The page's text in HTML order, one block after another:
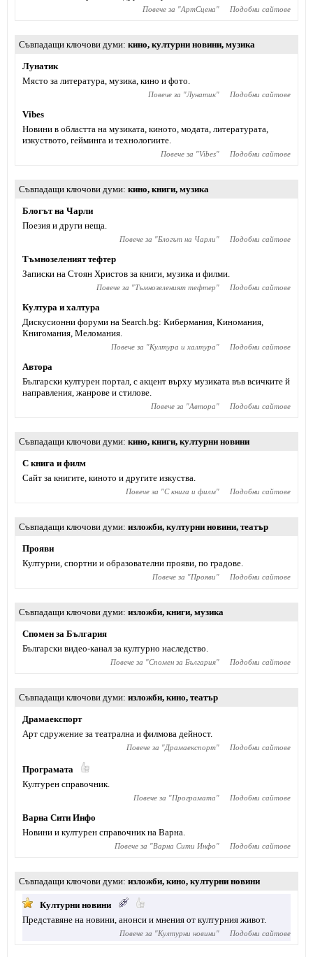
Повече за "АртСцена" Подобни сайтове
Съвпадащи ключови думи кино, културни новини, музика
Лунатик
Място за литература, музика, кино и фото.
Повече за "Лунатик" Подобни сайтове
Vibes
Новини в областта на музиката, киното, модата, литературата,
изкуството, гейминга и технологиите.
Повече за "Vibes" Подобни сайтове
Съвпадащи ключови думи кино, книги, музика
Блогът на Чарли
Поезия и други неща.
Повече за "Блогът на Чарли" Подобни сайтове
Тъмнозеленият тефтер
Записки на Стоян Христов за книги, музика и филми.
Повече за "Тъмнозеленият тефтер" Подобни сайтове
Култура и халтура
Дискусионни форуми на Search.bg: Кибермания, Киномания,
Книгомания, Меломания.
Повече за "Култура и халтура" Подобни сайтове
Автора
Български културен портал, с акцент върху музиката във всичките й
направления, жанрове и стилове.
Повече за "Автора" Подобни сайтове
Съвпадащи ключови думи кино, книги, културни новини
С книга и филм
Сайт за книгите, киното и другите изкуства.
Повече за "С книга и филм" Подобни сайтове
Съвпадащи ключови думи изложби, културни новини, театър
Прояви
Културни, спортни и образователни прояви, по градове.
Повече за "Прояви" Подобни сайтове
Съвпадащи ключови думи изложби, книги, музика
Спомен за България
Български видео-канал за културно наследство.
Повече за "Спомен за България" Подобни сайтове
Съвпадащи ключови думи изложби, кино, театър
Драмаекспорт
Арт сдружение за театрална и филмова дейност.
Повече за "Драмаекспорт" Подобни сайтове
Програмата
Културен справочник.
Повече за "Програмата" Подобни сайтове
Варна Сити Инфо
Новини и културен справочник на Варна.
Повече за "Варна Сити Инфо" Подобни сайтове
Съвпадащи ключови думи изложби, кино, културни новини
Културни новини
Представяне на новини, анонси и мнения от културния живот.
Повече за "Културни новини" Подобни сайтове